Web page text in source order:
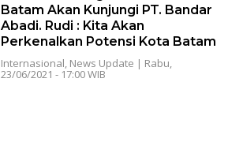
Batam Akan Kunjungi PT. Bandar
Abadi. Rudi : Kita Akan
Perkenalkan Potensi Kota Batam
Internasional, News Update | Rabu,
23/06/2021 - 17:00 WIB